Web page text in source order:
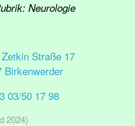
Neurologie
Straße 17
Birkenwerder
03/50 17 98
2024)